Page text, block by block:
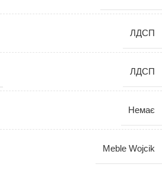
ЛДСП
ЛДСП
Немає
Meble Wojcik